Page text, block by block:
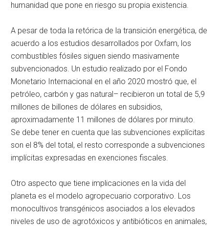
humanidad que pone en riesgo su propia existencia.
A pesar de toda la retórica de la transición energética, de
acuerdo a los estudios desarrollados por Oxfam, los
combustibles fósiles siguen siendo masivamente
subvencionados. Un estudio realizado por el Fondo
Monetario Internacional en el año 2020 mostró que, el
petróleo, carbón y gas natural– recibieron un total de 5,9
millones de billones de dólares en subsidios,
aproximadamente 11 millones de dólares por minuto.
Se debe tener en cuenta que las subvenciones explícitas
son el 8% del total, el resto corresponde a subvenciones
implícitas expresadas en exenciones fiscales.
Otro aspecto que tiene implicaciones en la vida del
planeta es el modelo agropecuario corporativo. Los
monocultivos transgénicos asociados a los elevados
niveles de uso de agrotóxicos y antibióticos en animales,